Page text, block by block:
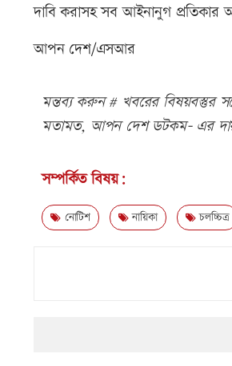
দাবি করাসহ সব আইনানুগ প্রতিকার
আপন দেশ/এসআর
মন্তব্য করুন # খবরের বিষয়বস্তুর
মতামত, আপন দেশ ডটকম- এর
সম্পর্কিত বিষয়:
নোটিশ নায়িকা চলচ্চিত্র